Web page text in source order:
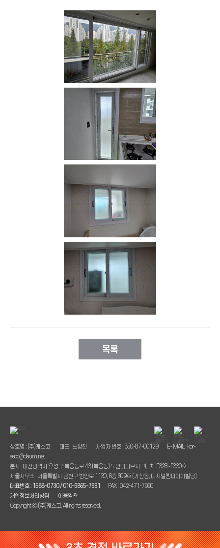
목록
상호명 : (주)케스코 대표 : 노창진 사업자 번호 : 350-87-00129
E- MAIL : kor-
esco@daum.net
본사 : 대전광역시 유성구 복용동로 43 (복용동) 도안더리브시그니처 F328~F330호
서울사무소 : 서울특별시 금천구 범안로 1130, 6층 609호 (가산동, 디지털엠파이어빌딩)
대표번호 : 1588-0730 / 010-6865-7991
FAX : 042-471-7990
개인정보처리방침
이용약관
Copyright ⓒ (주)케스코. All rights reserved.